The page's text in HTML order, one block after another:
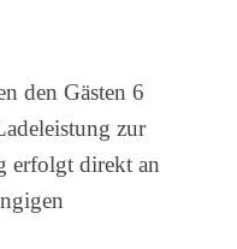
den Gästen 6
zur
erfolgt direkt an